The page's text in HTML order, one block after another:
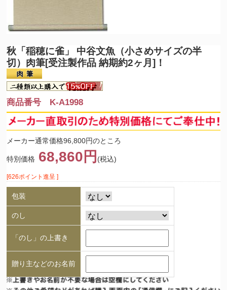
秋「稲穂に雀」 中谷文魚（小さめサイズの半
切）肉筆[受注製作品 納期約2ヶ月]！
商品番号 K-A1998
メーカー通常価格96,800円のところ
特別価格 68,860円 (税込)
[626ポイント進呈 ]
包装
のし
「のし」の上書き
贈り主などのお名前